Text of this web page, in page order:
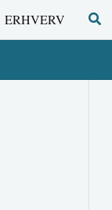
ERHVERV Søg